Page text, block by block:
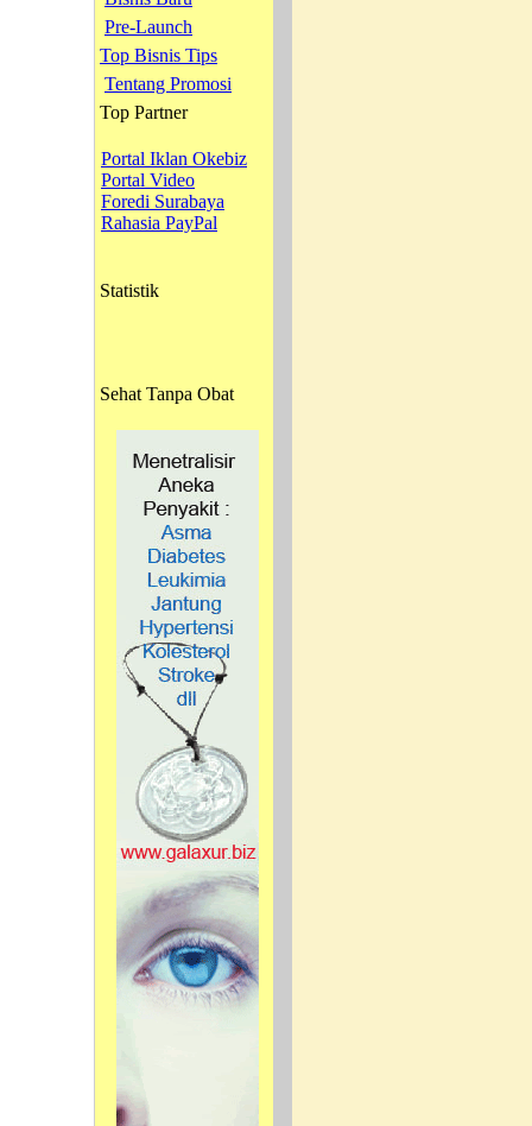
Pre-Launch
Top Bisnis Tips
Tentang Promosi
Top Partner
Portal Iklan Okebiz
Portal Video
Foredi Surabaya
Rahasia PayPal
Statistik
Sehat Tanpa Obat